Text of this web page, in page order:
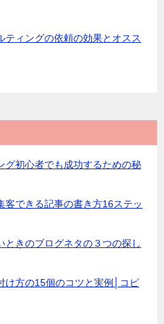
ティングの依頼の効果とオスス
グ初心者でも成功するための秘
客できる記事の書き方16ステッ
ときのブログネタの３つの探し
け方の15個のコツと実例│コピ